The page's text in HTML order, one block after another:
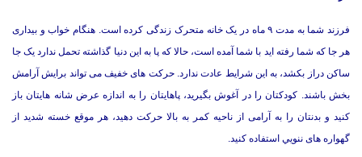
فرزند شما به مدت ۹ ماه در یک خانه متحرک زندگی کرده است. هنگام خواب و بیداری
هر جا که شما رفته اید با شما آمده است، حالا که پا به این دنیا گذاشته تحمل ندارد یک جا
ساکن دراز بکشد، به این شرایط عادت ندارد. حرکت های خفیف می تواند برایش آرامش
بخش باشند. کودکتان را در آغوش بگیرید، پاهایتان را به اندازه عرض شانه هایتان باز
کنید و بدنتان را به آرامی از ناحیه کمر به بالا حرکت دهید، هر موقع خسته شدید از
گهواره های ننويي استفاده کنید.